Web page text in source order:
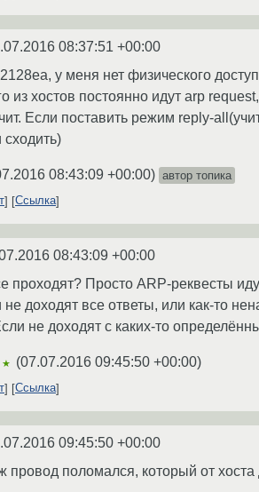
08:37:51 +00:00
у меня нет физического
из хостов постоянно идут arp
Если поставить режим reply-
сходить)
08:43:09 +00:00) автор топика
Ссылка
08:43:09 +00:00
проходят? Просто ARP-реквесты
доходят все ответы, или как-то
не доходят с каких-то
(07.07.2016 09:45:50 +00:00)
Ссылка
09:45:50 +00:00
провод поломался, который от хоста